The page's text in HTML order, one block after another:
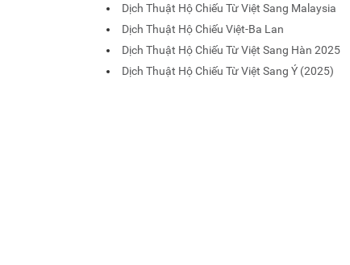
Dịch Thuật Hộ Chiếu Từ Việt Sang Malaysia
Dịch Thuật Hộ Chiếu Việt-Ba Lan
Dịch Thuật Hộ Chiếu Từ Việt Sang Hàn 2025
Dịch Thuật Hộ Chiếu Từ Việt Sang Ý (2025)